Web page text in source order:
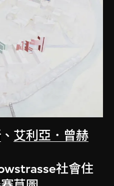
、 艾利亞．曾赫
社會住